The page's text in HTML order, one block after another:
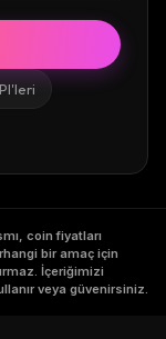
coin fiyatları
bir amaç için
İçeriğimizi
veya güvenirsiniz.